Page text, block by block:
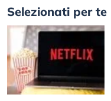
Selezionati per te